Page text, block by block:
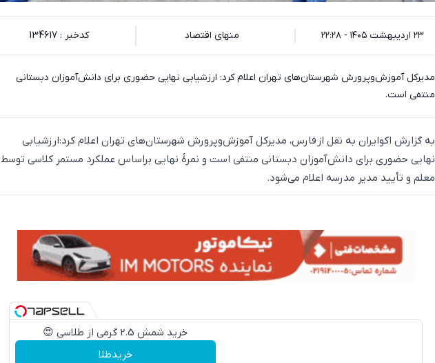
۲۳ اردیبهشت ۱۴۰۵ - ۲۲:۲۸ منهای اقتصاد کدخبر : 134617
مدیرکل آموزش‌وپرورش شهرستان‌های تهران اعلام کرد: ارزشیابی نهایی حضوری برای دانش‌آموزان دبستانی
منتفی است.
به گزارش اکوایران به نقل از فارس، مدیرکل آموزش‌وپرورش شهرستان‌های تهران اعلام کرد:ارزشیابی
نهایی حضوری برای دانش‌آموزان دبستانی منتفی است و نمرۀ نهایی براساس عملکرد مستمر کلاسی توسط
معلم و تأیید مدیر مدرسه اعلام می‌‎شود.
خرید شمش 2.5 گرمی از طلاسی 😍
خریدطلا